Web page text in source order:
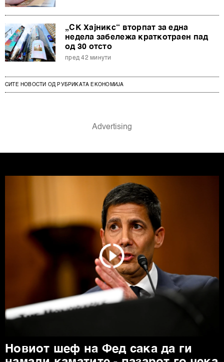
„СК Хајникс“ вторпат за една
недела забележа краткотраен пад
од 30 отсто
пред 42 минути
СИТЕ НОВОСТИ ОД РУБРИКАТА ЕКОНОМИЈА
Новиот шеф на Фед сака да ги